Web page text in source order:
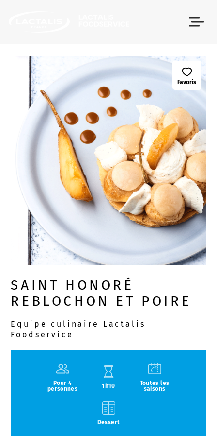
SAINT HONORÉ
REBLOCHON ET POIRE
Equipe culinaire Lactalis
Foodservice
Pour 4
personnes
1h10
Toutes les
saisons
Dessert
Favoris